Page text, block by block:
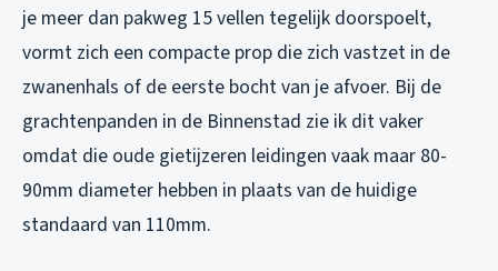
je meer dan pakweg 15 vellen tegelijk doorspoelt,
vormt zich een compacte prop die zich vastzet in de
zwanenhals of de eerste bocht van je afvoer. Bij de
grachtenpanden in de Binnenstad zie ik dit vaker
omdat die oude gietijzeren leidingen vaak maar 80-
90mm diameter hebben in plaats van de huidige
standaard van 110mm.